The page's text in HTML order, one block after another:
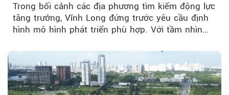
Trong bối cảnh các địa phương tìm kiếm động lực
tăng trưởng, Vĩnh Long đứng trước yêu cầu định
hình mô hình phát triển phù hợp. Với tầm nhìn